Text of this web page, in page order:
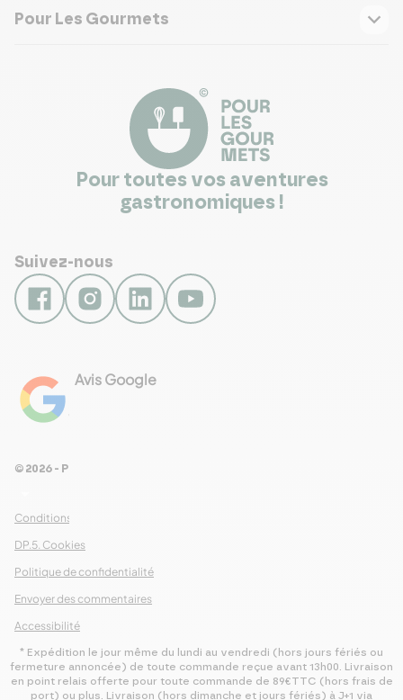
Pour Les Gourmets
Pour toutes vos aventures
gastronomiques !
Suivez-nous
Avis Google
Conditions Générales de Ventes
DP.5. Cookies
Politique de confidentialité
Envoyer des commentaires
Accessibilité
© 2026 - Pour Les Gourmets
* Expédition le jour même du lundi au vendredi (hors jours fériés ou
fermeture annoncée) de toute commande reçue avant 13h00. Livraison
en point relais offerte pour toute commande de 89€TTC (hors frais de
port) ou plus. Livraison (hors dimanche et jours fériés) à J+1 via